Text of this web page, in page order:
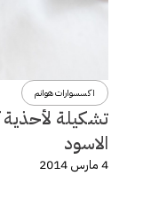
اكسسوارات هوانم
تشكيلة
الاسود
4 مارس 2014